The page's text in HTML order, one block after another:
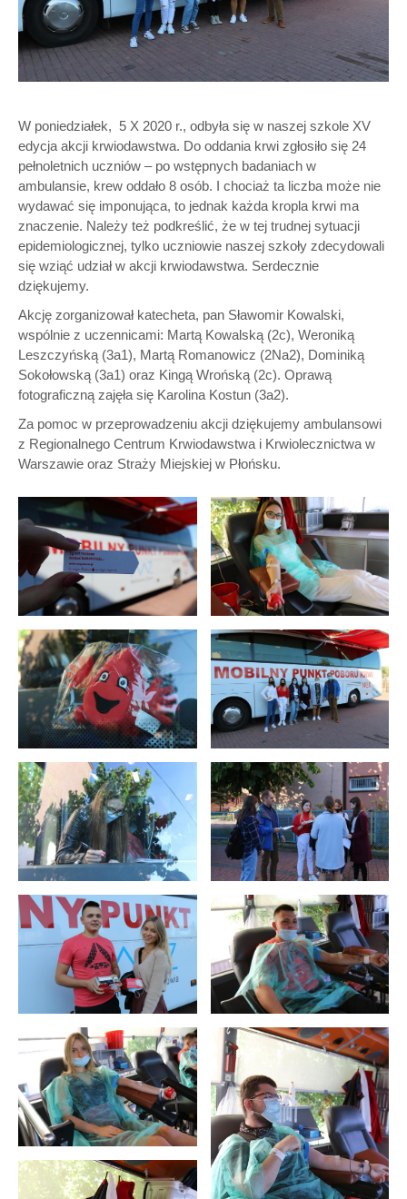
W poniedziałek, 5 X 2020 r., odbyła się w naszej szkole XV
edycja akcji krwiodawstwa. Do oddania krwi zgłosiło się 24
pełnoletnich uczniów – po wstępnych badaniach w
ambulansie, krew oddało 8 osób. I chociaż ta liczba może nie
wydawać się imponująca, to jednak każda kropla krwi ma
znaczenie. Należy też podkreślić, że w tej trudnej sytuacji
epidemiologicznej, tylko uczniowie naszej szkoły zdecydowali
się wziąć udział w akcji krwiodawstwa. Serdecznie
dziękujemy.
Akcję zorganizował katecheta, pan Sławomir Kowalski,
wspólnie z uczennicami: Martą Kowalską (2c), Weroniką
Leszczyńską (3a1), Martą Romanowicz (2Na2), Dominiką
Sokołowską (3a1) oraz Kingą Wrońską (2c). Oprawą
fotograficzną zajęła się Karolina Kostun (3a2).
Za pomoc w przeprowadzeniu akcji dziękujemy ambulansowi
z Regionalnego Centrum Krwiodawstwa i Krwiolecznictwa w
Warszawie oraz Straży Miejskiej w Płońsku.